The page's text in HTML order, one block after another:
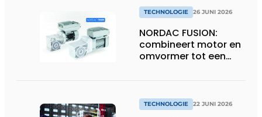
industriële
codeerprocessen
TECHNOLOGIE 26 JUNI 2026
NORDAC FUSION:
combineert motor en
omvormer tot een
TECHNOLOGIE 22 JUNI 2026